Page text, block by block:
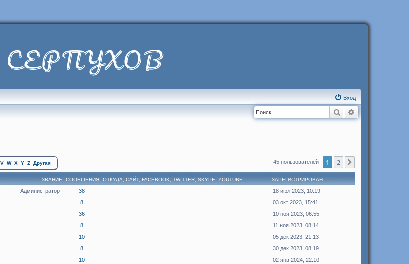
Вход
Поиск
V W X Y Z Другая 45 пользователей 1 2
ЗВАНИЕ СООБЩЕНИЯ ОТКУДА, САЙТ, FACEBOOK, TWITTER, SKYPE, YOUTUBE ЗАРЕГИСТРИРОВАН
Администратор 38
18 июл 2023, 10:19
8
03 окт 2023, 15:41
36
10 ноя 2023, 06:55
8
11 ноя 2023, 08:14
10
05 дек 2023, 21:13
8
30 дек 2023, 08:19
10
02 янв 2024, 22:10